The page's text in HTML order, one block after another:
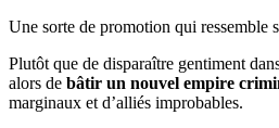
Une sorte de promotion qui ressemble
Plutôt que de disparaître gentiment
alors de bâtir un nouvel empire
marginaux et d’alliés improbables.